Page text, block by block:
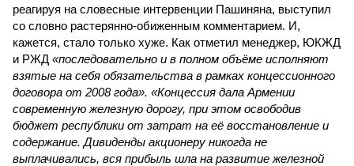
реагируя на словесные интервенции Пашиняна, выступил
со словно растерянно-обиженным комментарием. И,
кажется, стало только хуже. Как отметил менеджер, ЮКЖД
и РЖД «последовательно и в полном объёме исполняют
взятые на себя обязательства в рамках концессионного
договора от 2008 года». «Концессия дала Армении
современную железную дорогу, при этом освободив
бюджет республики от затрат на её восстановление и
содержание. Дивиденды акционеру никогда не
выплачивались, вся прибыль шла на развитие железной